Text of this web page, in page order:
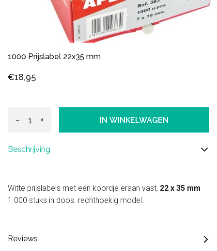
1000 Prijslabel 22x35 mm
€18,95
− + IN WINKELWAGEN
Beschrijving
Witte prijslabels met een koordje eraan vast, 22 x 35 mm
1.000 stuks in doos. rechthoekig model.
Reviews